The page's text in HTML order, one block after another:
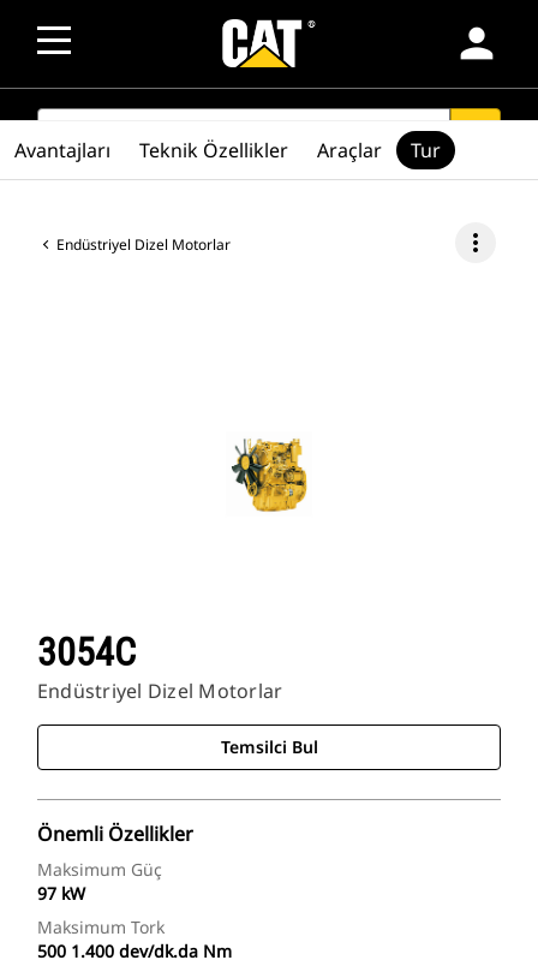
person
SEARCH
Endüstriyel Dizel Motorlar more_vert
3054C
Endüstriyel Dizel Motorlar
Temsilci Bul
Önemli Özellikler
Maksimum Güç
97 kW
Maksimum Tork
500 1.400 dev/dk.da Nm
Avantajları Teknik Özellikler Araçlar Tur